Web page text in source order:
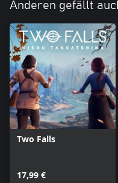
Anderen gefällt
Two Falls
17,99 €